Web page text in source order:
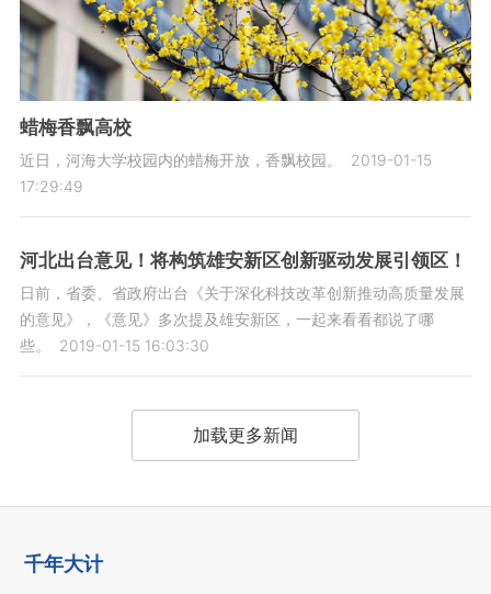
蜡梅香飘高校
近日，河海大学校园内的蜡梅开放，香飘校园。
2019-01-15
17:29:49
河北出台意见！将构筑雄安新区创新驱动发展引领区！
日前，省委、省政府出台《关于深化科技改革创新推动高质量发展
的意见》，《意见》多次提及雄安新区，一起来看看都说了哪
些。
2019-01-15 16:03:30
加载更多新闻
千年大计